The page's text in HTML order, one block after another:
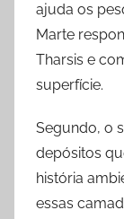
ajuda os
Marte
Tharsis e
superfície.
Segundo, o
depósitos
história
essas